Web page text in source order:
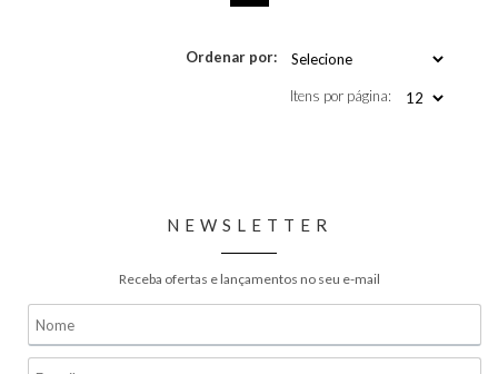
Ordenar por:
Itens por página:
NEWSLETTER
Receba ofertas e lançamentos no seu e-mail